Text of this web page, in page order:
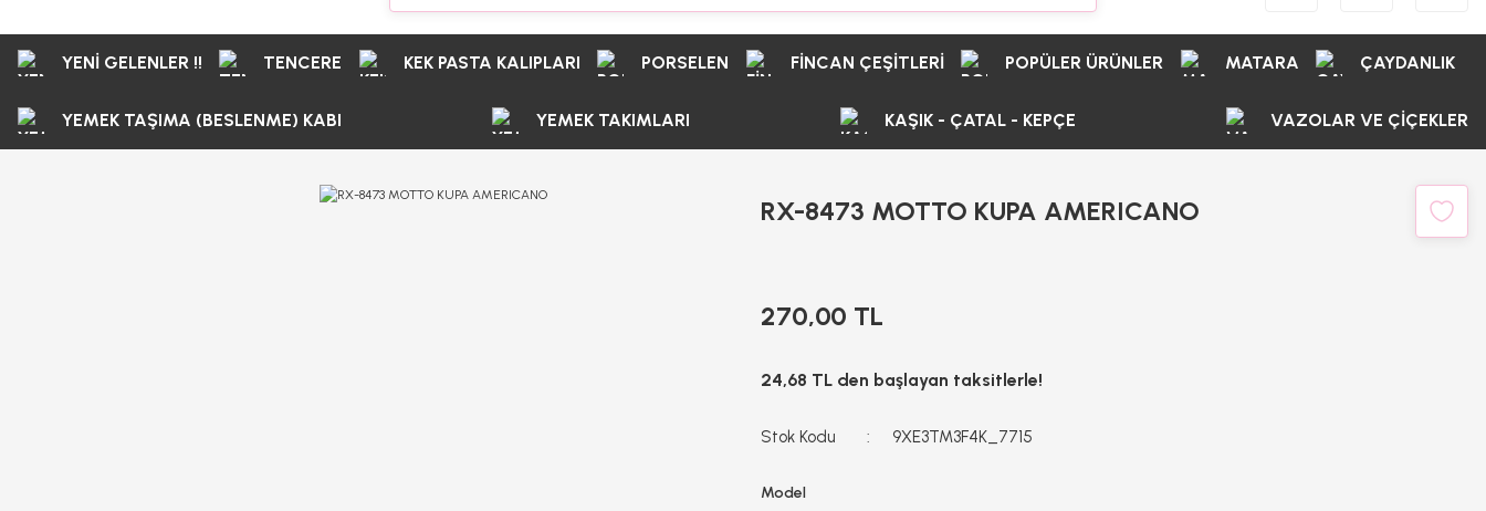
YENİ GELENLER !! TENCERE KEK PASTA KALIPLARI PORSELEN FİNCAN ÇEŞİTLERİ POPÜLER ÜRÜNLER MATARA ÇAYDANLIK
YEMEK TAŞIMA (BESLENME) KABI YEMEK TAKIMLARI KAŞIK - ÇATAL - KEPÇE VAZOLAR VE ÇİÇEKLER
RX-8473 MOTTO KUPA AMERICANO
270,00 TL
24,68 TL den başlayan taksitlerle!
Stok Kodu 9XE3TM3F4K_7715
Model